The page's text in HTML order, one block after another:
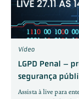
Vídeo
LGPD Penal –
segurança
Assista à live para